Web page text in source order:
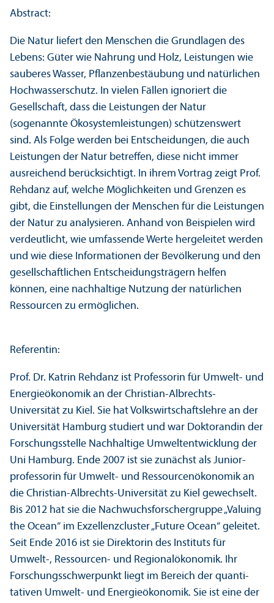
Abstract:
Die Natur liefert den Menschen die Grundlagen des
Lebens: Güter wie Nahrung und Holz, Leistungen wie
sauberes Wasser, Pflanzenbestäubung und natürlichen
Hochwasserschutz. In vielen Fällen ignoriert die
Gesellschaft, dass die Leistungen der Natur
(sogenannte Öko­systemleistungen) schützenswert
sind. Als Folge werden bei Entscheidungen, die auch
Leistungen der Natur betreffen, diese nicht immer
ausreichend berücksichtigt. In ihrem Vortrag zeigt Prof.
Rehdanz auf, welche Möglichkeiten und Grenzen es
gibt, die Einstellungen der Menschen für die Leistungen
der Natur zu analysieren. Anhand von Beispielen wird
verdeutlicht, wie umfassende Werte hergeleitet werden
und wie diese Informationen der Bevölkerung und den
gesellschaft­lichen Entscheidungs­trägern helfen
können, eine nachhaltige Nutzung der natürlichen
Ressourcen zu ermöglichen.
Referentin:
Prof. Dr. Katrin Rehdanz ist Professorin für Umwelt- und
Energieökonomik an der Christian-Albrechts-
Universität zu Kiel. Sie hat Volkswirtschafts­lehre an der
Universität Hamburg studiert und war Doktorandin der
Forschungs­stelle Nachhaltige Umwelt­entwicklung der
Uni Hamburg. Ende 2007 ist sie zunächst als Junior­
professorin für Umwelt- und Ressourcenökonomik an
die Christian-Albrechts-Universität zu Kiel gewechselt.
Bis 2012 hat sie die Nachwuchsforscher­gruppe „Valuing
the Ocean“ im Exzellenzcluster „Future Ocean“ geleitet.
Seit Ende 2016 ist sie Direktorin des Instituts für
Umwelt-, Ressourcen- und Regionalökonomik. Ihr
Forschungs­schwerpunkt liegt im Bereich der quanti­
tativen Umwelt- und Energieökonomik. Sie ist eine der